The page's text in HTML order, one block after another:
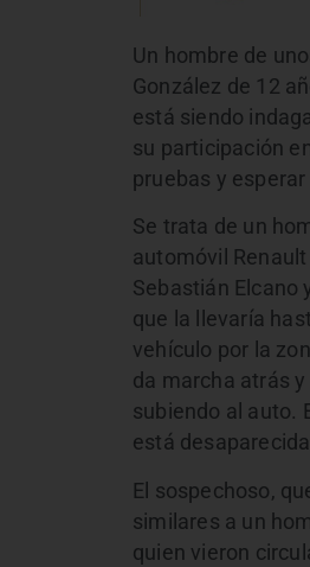
Un hombre de
González de 12
está siendo
su participación
pruebas y
Se trata de un
automóvil
Sebastián Elcano
que la llevaría
vehículo por la
da marcha atrás
subiendo al auto.
está
El sospechoso,
similares a un
quien vieron